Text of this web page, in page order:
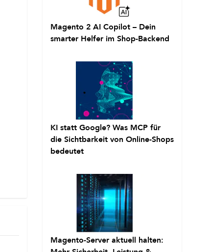
Magento 2 AI Copilot – Dein
smarter Helfer im Shop-Backend
KI statt Google? Was MCP für
die Sichtbarkeit von Online-Shops
bedeutet
Magento-Server aktuell halten: